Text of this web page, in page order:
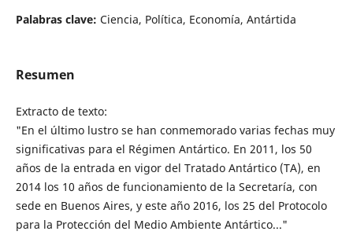
Palabras clave: Ciencia, Política, Economía, Antártida
Resumen
Extracto de texto:
"En el último lustro se han conmemorado varias fechas muy
significativas para el Régimen Antártico. En 2011, los 50
años de la entrada en vigor del Tratado Antártico (TA), en
2014 los 10 años de funcionamiento de la Secretaría, con
sede en Buenos Aires, y este año 2016, los 25 del Protocolo
para la Protección del Medio Ambiente Antártico..."